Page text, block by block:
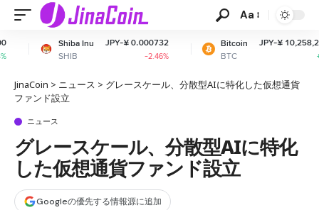
Aa
Inu
JPY-¥ 0.000732
-2.46%
Bitcoin
BTC
JPY-¥ 10,258,239.04
JinaCoin > ニュース > グレースケール、分散型AIに特化した仮想通貨
ファンド設立
ニュース
グレースケール、分散型AIに特化
した仮想通貨ファンド設立
Googleの優先する情報源に追加